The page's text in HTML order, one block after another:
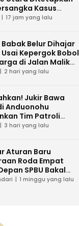
Kasus
Penipuan
17 jam yang lalu
Belur Dihajar
Kepergok Bobol
di Jalan Malik
2 hari yang lalu
Jukir Bawa
Anduonohu
Tim Patroli
Kendari
3 hari yang lalu
Aturan Baru
Roda Empat
SPBU Bakal
Pungutan Karcis
1 minggu yang lalu